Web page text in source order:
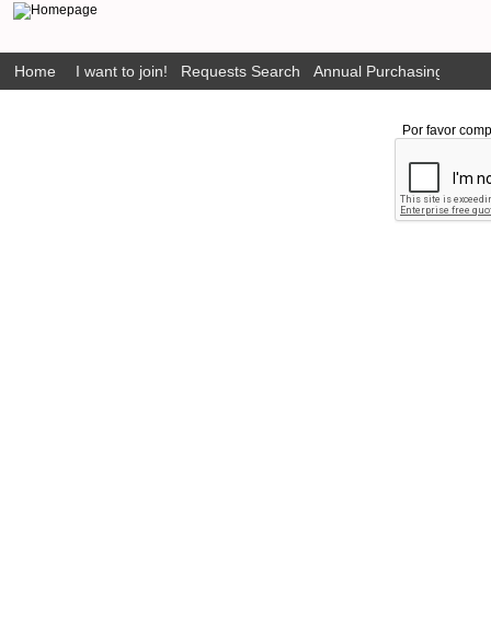
Home I want to join! Requests Search Annual Purchasing Plan
Por favor